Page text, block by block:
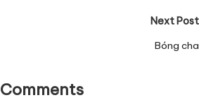
Next Post
Bóng cha
Comments